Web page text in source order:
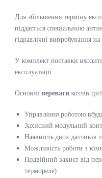
Для збільшення терміну
піддається спеціальною
гідравлічні випробування
У комплект поставки
експлуатації.
Основні переваги котлів
Управління роботою
Захисний модульний
Наявність двох датчиків
Можливість роботи з
Подвійний захист від
термореле)